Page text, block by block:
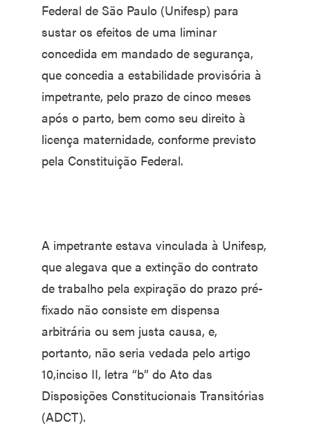
Federal de São Paulo (Unifesp) para
sustar os efeitos de uma liminar
concedida em mandado de segurança,
que concedia a estabilidade provisória à
impetrante, pelo prazo de cinco meses
após o parto, bem como seu direito à
licença maternidade, conforme previsto
pela Constituição Federal.
A impetrante estava vinculada à Unifesp,
que alegava que a extinção do contrato
de trabalho pela expiração do prazo pré-
fixado não consiste em dispensa
arbitrária ou sem justa causa, e,
portanto, não seria vedada pelo artigo
10,inciso II, letra “b” do Ato das
Disposições Constitucionais Transitórias
(ADCT).